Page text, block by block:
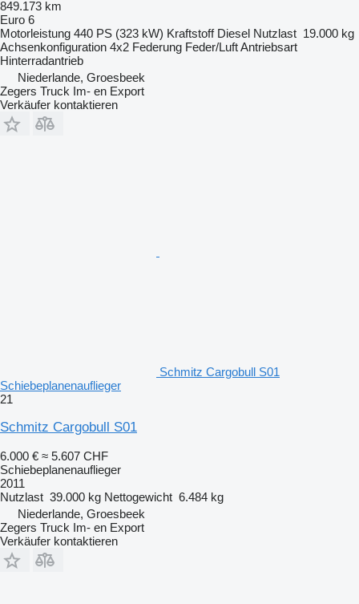
849.173 km
Euro 6
Motorleistung 440 PS (323 kW) Kraftstoff Diesel Nutzlast 19.000 kg
Achsenkonfiguration 4x2 Federung Feder/LuftAntriebsart
Hinterradantrieb
Niederlande, Groesbeek
Zegers Truck Im- en Export
Verkäufer kontaktieren
Schmitz Cargobull S01
Schiebeplanenauflieger
21
Schmitz Cargobull S01
6.000 € ≈ 5.607 CHF
Schiebeplanenauflieger
2011
Nutzlast 39.000 kg Nettogewicht 6.484 kg
Niederlande, Groesbeek
Zegers Truck Im- en Export
Verkäufer kontaktieren